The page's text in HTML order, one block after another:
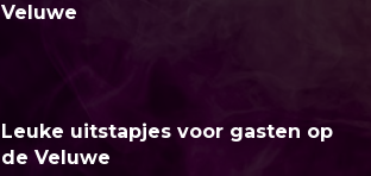
Veluwe
Leuke uitstapjes voor gasten op
de Veluwe